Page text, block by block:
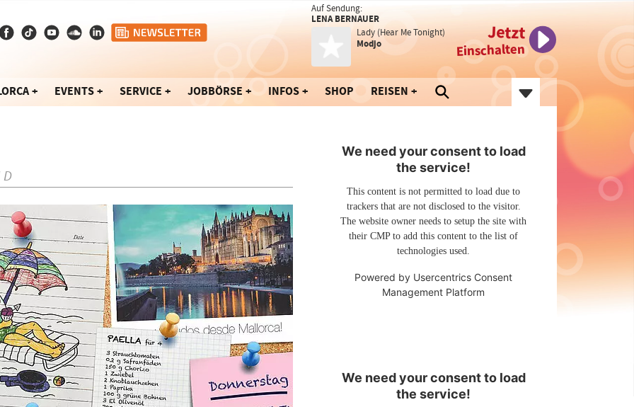
Auf Sendung:
LENA BERNAUER
Lady (Hear Me Tonight)
Modjo
Jetzt
Einschalten
EVENTS SERVICE JOBBÖRSE INFOS SHOP REISEN
We need your consent to load
the service!
This content is not permitted to load due to
trackers that are not disclosed to the visitor.
The website owner needs to setup the site with
their CMP to add this content to the list of
technologies used.
Powered by Usercentrics Consent
Management Platform
We need your consent to load
the service!